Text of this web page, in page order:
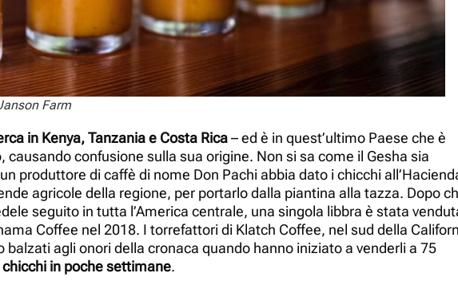
Farm
in Kenya, Tanzania e Costa Rica– ed è in quest’ultimo Paese che è
confusione sulla sua origine. Non si sa come il Gesha sia
produttore di caffè di nome Don Pachi abbia dato i chicchi
agricole della regione, per portarlo dalla piantina alla tazza. Dopo
seguito in tutta l’America centrale, una singola libbra è stata
Coffee nel 2018. I torrefattori di Klatch Coffee, nel sud della
balzati agli onori della cronaca quando hanno iniziato a venderli a 75
in poche settimane.